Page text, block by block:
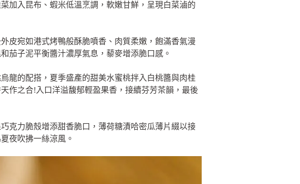
加入昆布、蝦米低溫烹調，軟嫩甘鮮，呈現白菜滷的
皮宛如港式烤鴨般酥脆噴香、肉質柔嫩，飽滿香氣漫
茄子泥平衡醬汁濃厚氣息，藜麥增添脆口感。
龍的配搭，夏季盛產的甜美水蜜桃拌入白桃醬與肉桂
作之合!入口洋溢馥郁輕盈果香，接續芬芳茶韻，最後
克力脆殼增添甜香脆口，薄荷糖漬哈密瓜薄片綴以接
夜吹拂一絲涼風。